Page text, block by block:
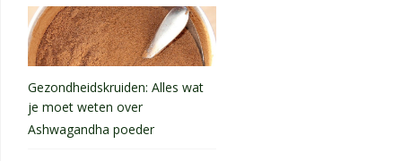
Gezondheidskruiden: Alles wat
je moet weten over
Ashwagandha poeder